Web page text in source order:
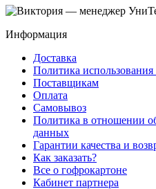
Информация
Доставка
Политика
Поставщикам
Оплата
Самовывоз
Политика в отношении
данных
Гарантии качества и
Как заказать?
Все о гофрокартоне
Кабинет партнера